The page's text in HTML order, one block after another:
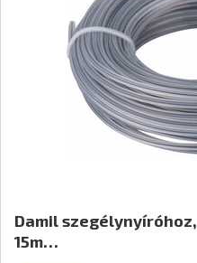
Damil
15m…